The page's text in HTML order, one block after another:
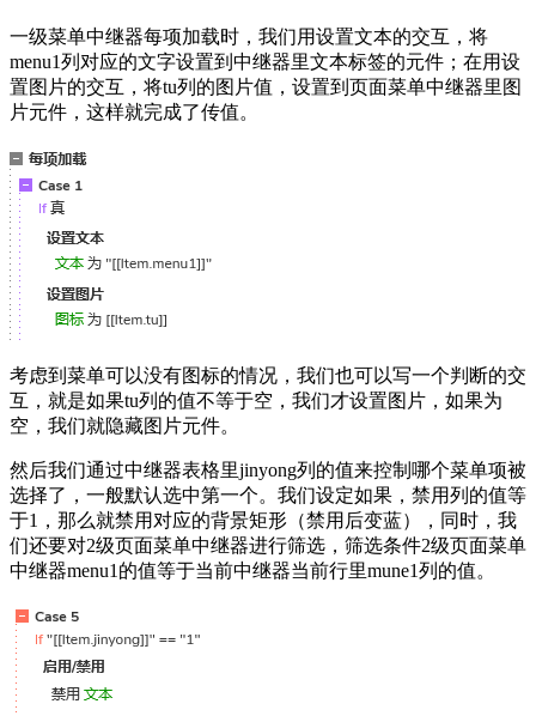
一级菜单中继器每项加载时，我们用设置文本的交互，将
menu1列对应的文字设置到中继器里文本标签的元件；在用设
置图片的交互，将tu列的图片值，设置到页面菜单中继器里图
片元件，这样就完成了传值。
考虑到菜单可以没有图标的情况，我们也可以写一个判断的交
互，就是如果tu列的值不等于空，我们才设置图片，如果为
空，我们就隐藏图片元件。
然后我们通过中继器表格里jinyong列的值来控制哪个菜单项被
选择了，一般默认选中第一个。我们设定如果，禁用列的值等
于1，那么就禁用对应的背景矩形（禁用后变蓝），同时，我
们还要对2级页面菜单中继器进行筛选，筛选条件2级页面菜单
中继器menu1的值等于当前中继器当前行里mune1列的值。